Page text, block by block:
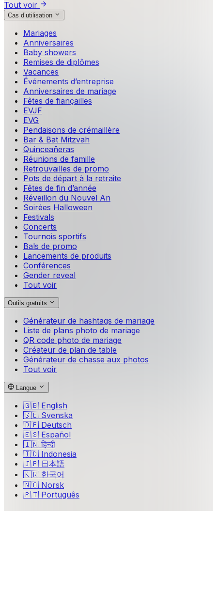
Tout voir
Cas d’utilisation
Mariages
Anniversaires
Baby showers
Remises de diplômes
Vacances
Événements d’entreprise
Anniversaires de mariage
Fêtes de fiançailles
EVJF
EVG
Pendaisons de crémaillère
Bar & Bat Mitzvah
Quinceañeras
Réunions de famille
Retrouvailles de promo
Pots de départ à la retraite
Fêtes de fin d’année
Réveillon du Nouvel An
Soirées Halloween
Festivals
Concerts
Tournois sportifs
Bals de promo
Lancements de produits
Conférences
Gender reveal
Tout voir
Outils gratuits
Générateur de hashtags de mariage
Liste de plans photo de mariage
QR code photo de mariage
Créateur de plan de table
Générateur de chasse aux photos
Tout voir
Langue
🇬🇧 English
🇸🇪 Svenska
🇩🇪 Deutsch
🇪🇸 Español
🇮🇳 हिन्दी
🇮🇩 Indonesia
🇯🇵 日本語
🇰🇷 한국어
🇳🇴 Norsk
🇵🇹 Português